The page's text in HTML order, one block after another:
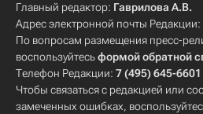
Главный редактор: Гаврилова А.В.
Адрес электронной почты Редакции:
По вопросам размещения пресс-
воспользуйтесьформой обратной
Телефон Редакции: 7 (495) 645-6601
Чтобы связаться с редакцией или
замеченных ошибках,